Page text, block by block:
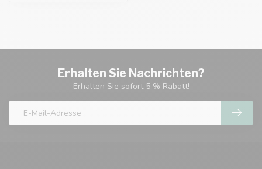
Erhalten Sie Nachrichten?
Erhalten Sie sofort 5 % Rabatt!